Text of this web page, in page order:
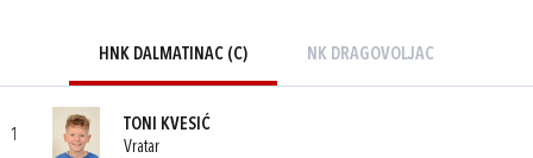
HNK DALMATINAC (C) NK DRAGOVOLJAC
1
TONI KVESIĆ
Vratar